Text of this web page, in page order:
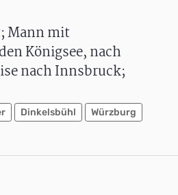
Mann mit
Königsee, nach
nach Innsbruck;
Dinkelsbühl
Würzburg